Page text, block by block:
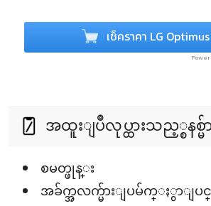
เช็คราคา LG
အထူးျပဳလုပ္ထားသည့္စနစ္မ်
စမတ္ဖုန္း
အခ်က္အလက္မ်ားျပမ်က္ႏွာျပင္